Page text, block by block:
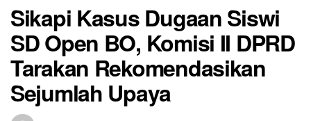
Sikapi Kasus Dugaan Siswi
SD Open BO, Komisi II DPRD
Tarakan Rekomendasikan
Sejumlah Upaya